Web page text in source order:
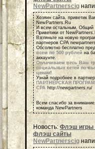
NewPartnerscig
Хозяин сайта, приветик
NewPartners.Ru
И всем остальным, Общий
Приветики от
Взгляньте на новую
партнеров СРА
Обсолютно бесплатно
всем по 500 рублей на
аккаунте.
Оплачиваем весь Ваш
социальных сетей по
ценам!
Узнай подробнее в
ПАРТНЕРСКАЯ
СРА http://newpartners.ru/
Всем спасибо за внимание,
команда NewPartners
Новость:Флэш игры
флэш сайты
NewPartnerscig